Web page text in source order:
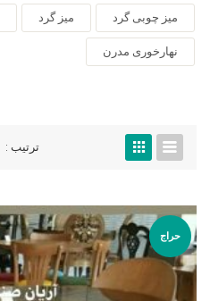
میز چوبی گرد میز گرد
نهارخوری مدرن
ترتیب :
حراج